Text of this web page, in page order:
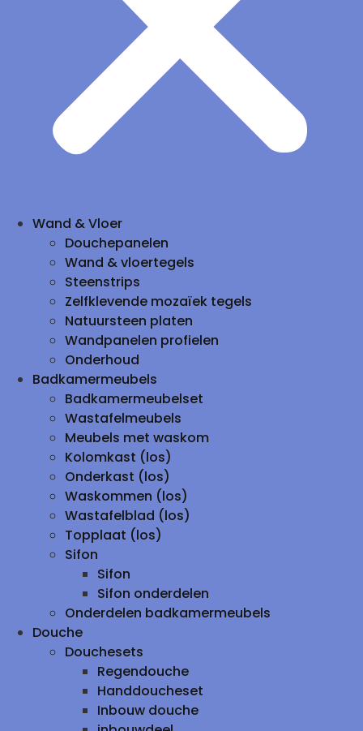
Wand & Vloer
Douchepanelen
Wand & vloertegels
Steenstrips
Zelfklevende mozaïek tegels
Natuursteen platen
Wandpanelen profielen
Onderhoud
Badkamermeubels
Badkamermeubelset
Wastafelmeubels
Meubels met waskom
Kolomkast (los)
Onderkast (los)
Waskommen (los)
Wastafelblad (los)
Topplaat (los)
Sifon
Sifon
Sifon onderdelen
Onderdelen badkamermeubels
Douche
Douchesets
Regendouche
Handdoucheset
Inbouw douche